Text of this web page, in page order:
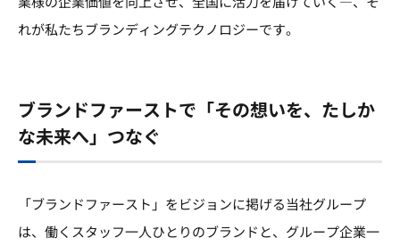
れが私たちブランディングテクノロジーです。
ブランドファーストで「その想いを、たしか
な未来へ」つなぐ
「ブランドファースト」をビジョンに掲げる当社グループ
は、働くスタッフ一人ひとりのブランドと、グループ企業一